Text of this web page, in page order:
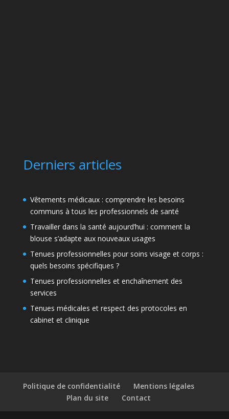
Derniers articles
Vêtements médicaux : comprendre les besoins
communs à tous les professionnels de santé
Travailler dans la santé aujourd’hui : comment la
blouse s’adapte aux nouveaux usages
Tenues professionnelles pour soins visage et corps :
quels besoins spécifiques ?
Tenues professionnelles et enchaînement des
services
Tenues médicales et respect des protocoles en
cabinet et clinique
Politique de confidentialité
Mentions légales
Plan du site
Contact